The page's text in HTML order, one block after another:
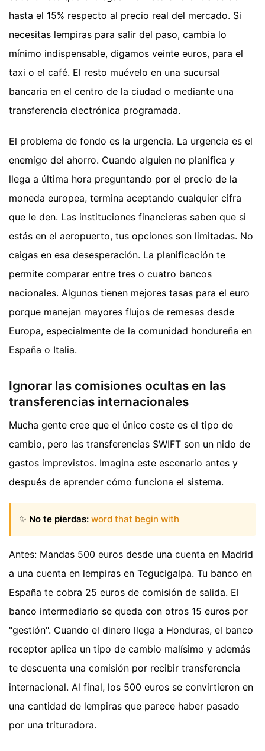
hasta el 15% respecto al precio real del mercado. Si
necesitas lempiras para salir del paso, cambia lo
mínimo indispensable, digamos veinte euros, para el
taxi o el café. El resto muévelo en una sucursal
bancaria en el centro de la ciudad o mediante una
transferencia electrónica programada.
El problema de fondo es la urgencia. La urgencia es el
enemigo del ahorro. Cuando alguien no planifica y
llega a última hora preguntando por el precio de la
moneda europea, termina aceptando cualquier cifra
que le den. Las instituciones financieras saben que si
estás en el aeropuerto, tus opciones son limitadas. No
caigas en esa desesperación. La planificación te
permite comparar entre tres o cuatro bancos
nacionales. Algunos tienen mejores tasas para el euro
porque manejan mayores flujos de remesas desde
Europa, especialmente de la comunidad hondureña en
España o Italia.
Ignorar las comisiones ocultas en las
transferencias internacionales
Mucha gente cree que el único coste es el tipo de
cambio, pero las transferencias SWIFT son un nido de
gastos imprevistos. Imagina este escenario antes y
después de aprender cómo funciona el sistema.
✨ No te pierdas: word that begin with
Antes: Mandas 500 euros desde una cuenta en Madrid
a una cuenta en lempiras en Tegucigalpa. Tu banco en
España te cobra 25 euros de comisión de salida. El
banco intermediario se queda con otros 15 euros por
"gestión". Cuando el dinero llega a Honduras, el banco
receptor aplica un tipo de cambio malísimo y además
te descuenta una comisión por recibir transferencia
internacional. Al final, los 500 euros se convirtieron en
una cantidad de lempiras que parece haber pasado
por una trituradora.